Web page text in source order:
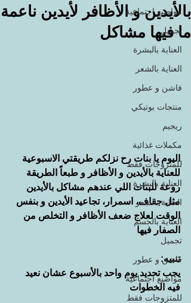
مواضيع اجتماعية
تجميل
العناية بالبشرة
العناية بالشعر
فاشن و عطور
منتجات بوتيكي
ريجيم
مكملات غذائية
للمتزوجات فقط
العناية بالبشرة
العناية بالشعر
العناية بالجسم
تجميل
فاشن و عطور
مواضيع اجتماعية
للمتزوجات فقط
بالأيدين و الأظافر لأيدين ناعمة
ما فيها مشاكل
اليوم يا بنات رح نزلكم طريقتي الاسبوعية
للعناية بالأيدين و الأظافر و طبعاً الطريقة
روعة للبنات اللي عندهم مشاكل بالأيدين
مثل جفاف، اسمرار، تجاعيد الأيدين و بنفس
الوقت لعلاج ضعف الأظافر و التخلص من
الصفار فيها
تنبيه:
يجب تحديد يوم واحد بالأسبوع عشان نعيد
فيه الخطوات